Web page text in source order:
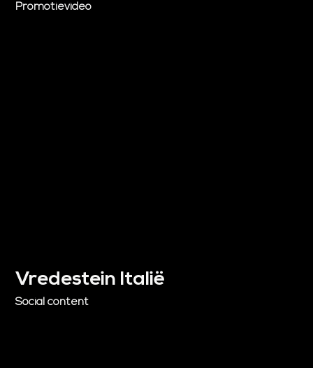
Promotievideo
Vredestein Italië
Social content